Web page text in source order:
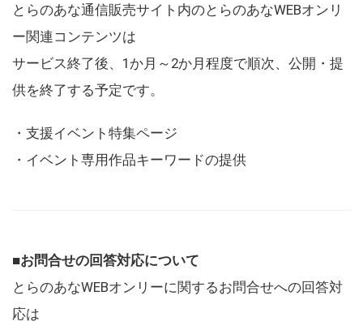
とらのあな通信販売サイト内のとらのあなWEBオンリ
ー関連コンテンツは
サービス終了後、1か月～2か月程度で順次、公開・提
供を終了する予定です。
・支援イベント特集ページ
・イベント専用作品キーワードの提供
■お問合せの回答対応について
とらのあなWEBオンリーに関するお問合せへの回答対
応は